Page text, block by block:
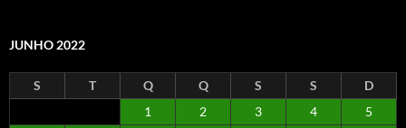
JUNHO 2022
S T Q Q S S
D
1
2 3 4
5